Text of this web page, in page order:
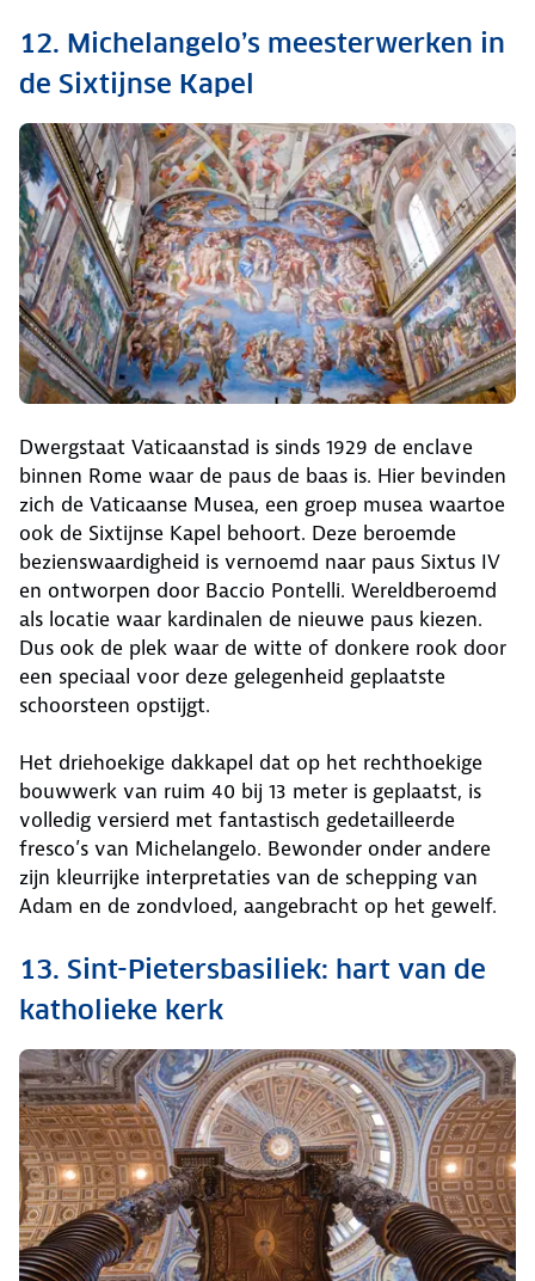
12. Michelangelo’s meesterwerken in
de Sixtijnse Kapel
Dwergstaat Vaticaanstad is sinds 1929 de enclave
binnen Rome waar de paus de baas is. Hier bevinden
zich de Vaticaanse Musea, een groep musea waartoe
ook de Sixtijnse Kapel behoort. Deze beroemde
bezienswaardigheid is vernoemd naar paus Sixtus IV
en ontworpen door Baccio Pontelli. Wereldberoemd
als locatie waar kardinalen de nieuwe paus kiezen.
Dus ook de plek waar de witte of donkere rook door
een speciaal voor deze gelegenheid geplaatste
schoorsteen opstijgt.
Het driehoekige dakkapel dat op het rechthoekige
bouwwerk van ruim 40 bij 13 meter is geplaatst, is
volledig versierd met fantastisch gedetailleerde
fresco’s van Michelangelo. Bewonder onder andere
zijn kleurrijke interpretaties van de schepping van
Adam en de zondvloed, aangebracht op het gewelf.
13. Sint-Pietersbasiliek: hart van de
katholieke kerk